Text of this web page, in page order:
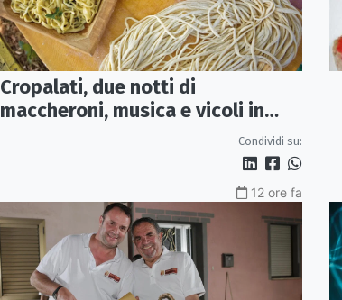
Cropalati, due notti di
maccheroni, musica e vicoli in
Condividi su:
12 ore fa